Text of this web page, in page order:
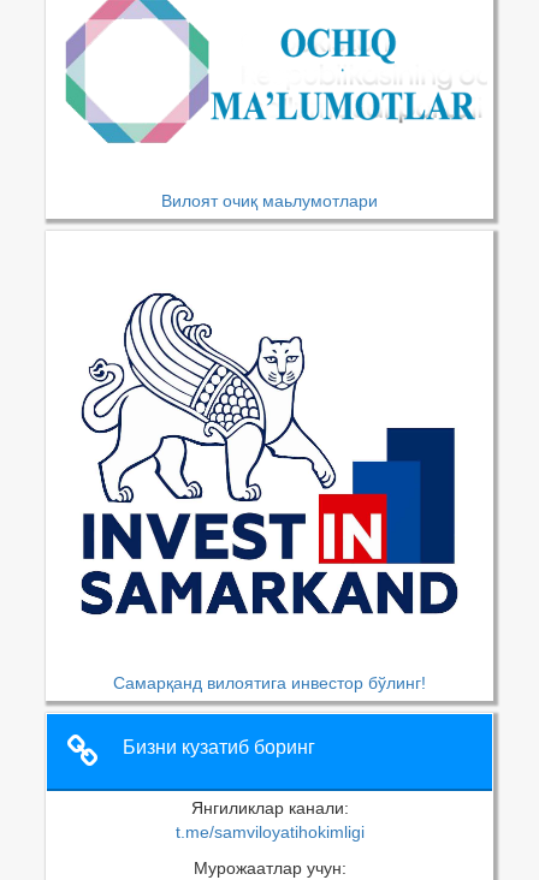
Вилоят очиқ маьлумотлари
Самарқанд вилоятига инвестор бўлинг!
Бизни кузатиб боринг
Янгиликлар канали:
t.me/samviloyatihokimligi
Мурожаатлар учун: